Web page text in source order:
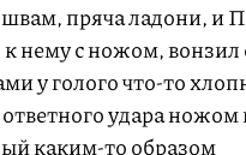
швам, пряча ладони, и
нему с ножом, вонзил
у голого что-то
удара
каким-то образом